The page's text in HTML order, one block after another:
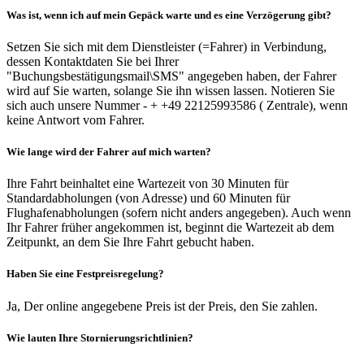
Was ist, wenn ich auf mein Gepäck warte und es eine Verzögerung gibt?
Setzen Sie sich mit dem Dienstleister (=Fahrer) in Verbindung,
dessen Kontaktdaten Sie bei Ihrer
"Buchungsbestätigungsmail\SMS" angegeben haben, der Fahrer
wird auf Sie warten, solange Sie ihn wissen lassen. Notieren Sie
sich auch unsere Nummer - + +49 22125993586 ( Zentrale), wenn
keine Antwort vom Fahrer.
Wie lange wird der Fahrer auf mich warten?
Ihre Fahrt beinhaltet eine Wartezeit von 30 Minuten für
Standardabholungen (von Adresse) und 60 Minuten für
Flughafenabholungen (sofern nicht anders angegeben). Auch wenn
Ihr Fahrer früher angekommen ist, beginnt die Wartezeit ab dem
Zeitpunkt, an dem Sie Ihre Fahrt gebucht haben.
Haben Sie eine Festpreisregelung?
Ja, Der online angegebene Preis ist der Preis, den Sie zahlen.
Wie lauten Ihre Stornierungsrichtlinien?